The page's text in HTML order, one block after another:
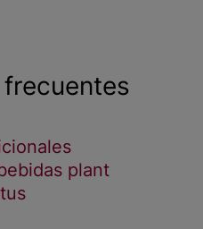
plant